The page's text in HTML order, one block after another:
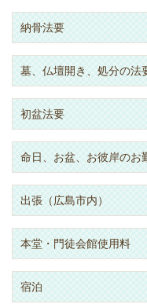
納骨法要
墓、仏壇開き、処分の法
初盆法要
命日、お盆、お彼岸のお
出張（広島市内）
本堂・門徒会館使用料
宿泊